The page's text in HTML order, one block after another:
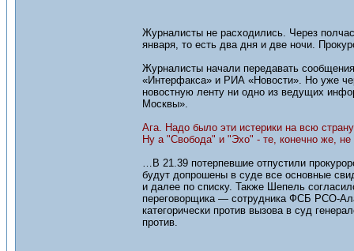
Журналисты не расходились. Через
января, то есть два дня и две ночи.
Журналисты начали передавать
«Интерфакса» и РИА «Новости». Но уже
новостную ленту ни одно из ведущих
Москвы».
Ага. Надо было эти истерики на всю
Ну а "Свобода" и "Эхо" - те, конечно же, не
…В 21.39 потерпевшие отпустили
будут допрошены в суде все основные
и далее по списку. Также Шепель
переговорщика — сотрудника ФСБ РСО-
категорически против вызова в суд
против.